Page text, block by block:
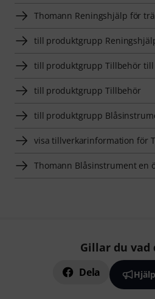
Thomann Reningshjälp för
till produktgrupp
till produktgrupp Tillbehör
till produktgrupp Tillbehör
till produktgrupp
visa tillverkarinformation för
Thomann Blåsinstrument en
Gillar du vad
Dela